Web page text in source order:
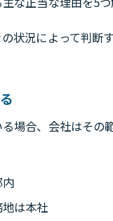
状況によって判断
場合、会社はその
は本社